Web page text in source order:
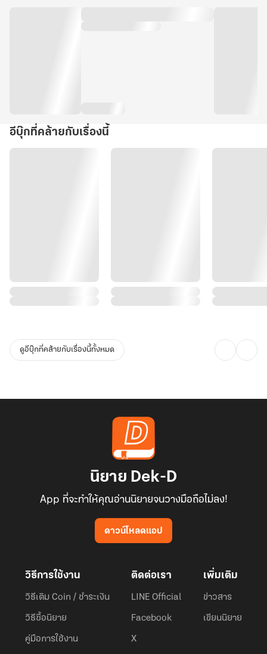
อีบุ๊กที่คล้ายกับเรื่องนี้
ดูอีบุ๊กที่คล้ายกับเรื่องนี้ทั้งหมด
นิยาย Dek-D
App ที่จะทำให้คุณอ่านนิยายจนวางมือถือไม่ลง!
ดาวน์โหลดแอป
วิธีการใช้งาน
วิธีเติม Coin / ชำระเงิน
วิธีซื้อนิยาย
คู่มือการใช้งาน
ติดต่อเรา
LINE Official
Facebook
X
เพิ่มเติม
ข่าวสาร
เขียนนิยาย